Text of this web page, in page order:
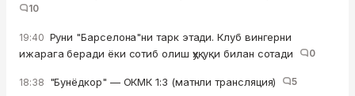
10
19:40 Руни "Барселона"ни тарк этади. Клуб вингерни
ижарага беради ёки сотиб олиш ҳуқуқи билан сотади
0
18:38 "Бунёдкор" — ОКМК 1:3 (матнли трансляция) 5